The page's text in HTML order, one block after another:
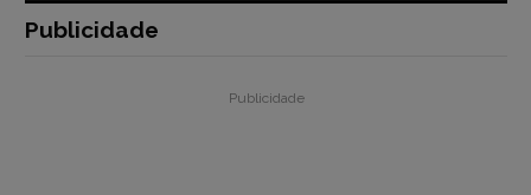
Publicidade
Publicidade